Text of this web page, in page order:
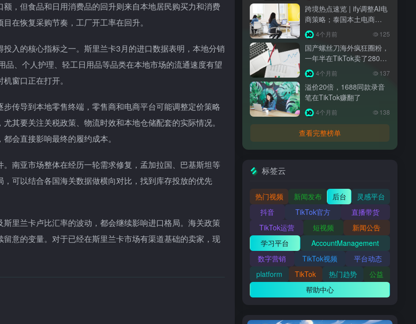
，但食品和日用消费品的回升则来自本地居民购买力和消费
在恢复采购节奏，工厂开工率在回升。
入的核心指标之一。斯里兰卡3月的进口数据表明，本地分销
品、个人护理、轻工日用品等品类在本地市场的流通速度有望
窗口正在打开。
传导到本地零售终端，零售商和电商平台可能调整定价策略
其要关注关税政策、物流时效和本地仓储配套的实际情况。
会直接影响最终的履约成本。
南亚市场整体在经历一轮需求修复，孟加拉国、巴基斯坦等
可以结合各国海关数据做横向对比，找到库存投放的优先
里兰卡卢比汇率的波动，都会继续影响进口格局。海关政策
意的变量。对于已经在斯里兰卡市场有渠道基础的卖家，现
跨境热点速览 | ify调整AI电
商策略；泰国本土电商
Pantip Mall将上线；ee将上
调官方海外仓佣金费率
4个月前 125
国产螺丝刀海外疯狂圈粉，
一年半在TikTok卖了2800
万+ 4个月前 137
溢价20倍，1688同款录音
笔在TikTok赚翻了
4个月前 138
查看完整榜单
标签云
热门视频 新闻发布 后台
灵感平台
抖音
TikTok官方
直播带货
TikTok运营
短视频
新闻公告
学习平台
AccountManagement
数字营销
TikTok视频
平台动态
platform
TikTok 热门趋势
公益
帮助中心